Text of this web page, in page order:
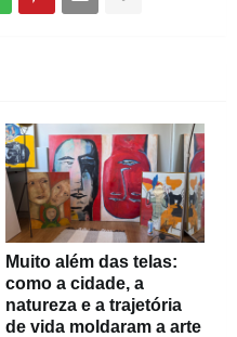
Muito além das telas:
como a cidade, a
natureza e a trajetória
de vida moldaram a arte